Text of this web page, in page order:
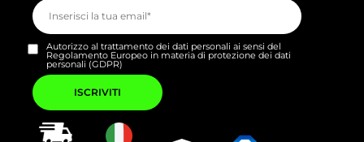
Autorizzo al trattamento dei dati personali ai sensi del
Regolamento Europeo in materia di protezione dei dati
personali (GDPR)
Si
prega
di
lasciare
vuoto
questo